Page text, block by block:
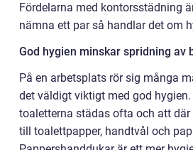
Fördelarna med kontorsstädning
nämna ett par så handlar det om
God hygien minskar spridning av
På en arbetsplats rör sig många
det väldigt viktigt med god
toaletterna städas ofta och att
till toalettpapper, handtvål och